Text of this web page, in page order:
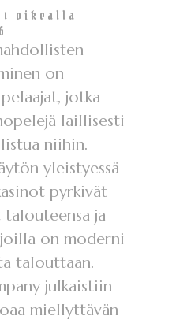
oikealla
on
jotka
laillisesti
niihin.
yleistyessä
pyrkivät
ja
on moderni
talouttaan.
julkaistiin
miellyttävän